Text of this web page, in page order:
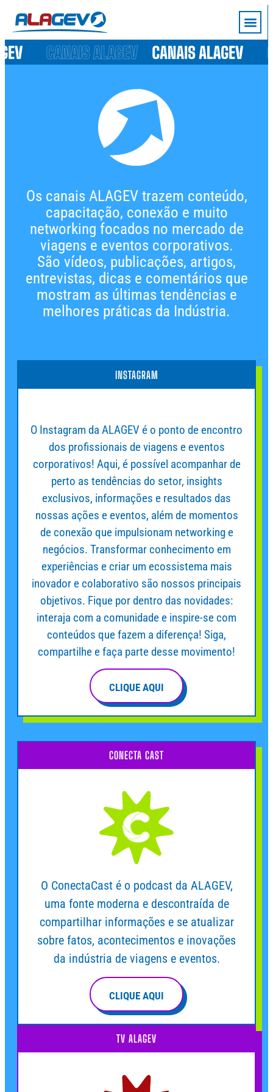
Os canais ALAGEV trazem conteúdo,
capacitação, conexão e muito
networking focados no mercado de
viagens e eventos corporativos.
São vídeos, publicações, artigos,
entrevistas, dicas e comentários que
mostram as últimas tendências e
melhores práticas da Indústria.
INSTAGRAM
O Instagram da ALAGEV é o ponto de encontro
dos profissionais de viagens e eventos
corporativos! Aqui, é possível acompanhar de
perto as tendências do setor, insights
exclusivos, informações e resultados das
nossas ações e eventos, além de momentos
de conexão que impulsionam networking e
negócios. Transformar conhecimento em
experiências e criar um ecossistema mais
inovador e colaborativo são nossos principais
objetivos. Fique por dentro das novidades:
interaja com a comunidade e inspire-se com
conteúdos que fazem a diferença! Siga,
compartilhe e faça parte desse movimento!
CLIQUE AQUI
CONECTA CAST
O ConectaCast é o podcast da ALAGEV,
uma fonte moderna e descontraída de
compartilhar informações e se atualizar
sobre fatos, acontecimentos e inovações
da indústria de viagens e eventos.
CLIQUE AQUI
TV ALAGEV